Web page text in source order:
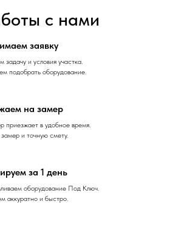
с нами
заявку
задачу и условия участка.
подобрать оборудование.
на замер
приезжает в удобное время.
и точную смету.
за 1 день
оборудование Под Ключ.
аккуратно и быстро.